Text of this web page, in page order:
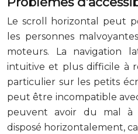
Le scroll horizontal peut
les personnes
moteurs. La navigation
intuitive et plus difficile à
particulier sur les petits
peut être incompatible
peuvent avoir du mal à
disposé horizontalement,